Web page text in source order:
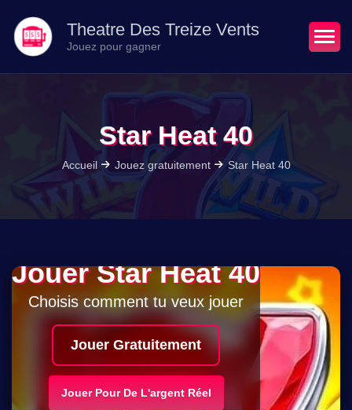
Theatre Des Treize Vents
Jouez pour gagner
Star Heat 40
Accueil Jouez gratuitement Star Heat 40
Jouer Star Heat 40
Choisis comment tu veux jouer
Jouer Gratuitement
Jouer Pour De L'argent Réel